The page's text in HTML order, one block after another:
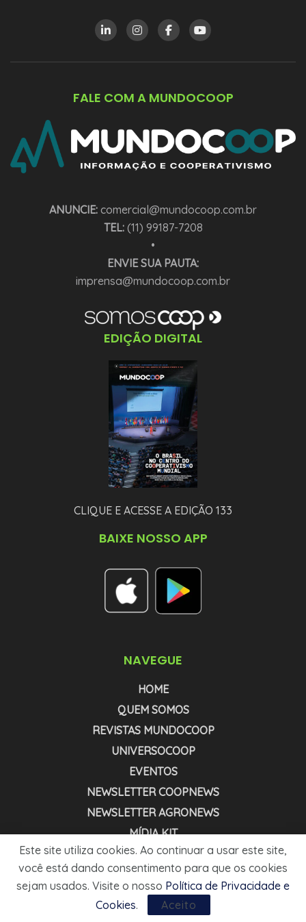
FALE COM A MUNDOCOOP
ANUNCIE: comercial@mundocoop.com.br
TEL:(11) 99187-7208
•
ENVIE SUA PAUTA:
imprensa@mundocoop.com.br
EDIÇÃO DIGITAL
CLIQUE E ACESSE A EDIÇÃO 133
BAIXE NOSSO APP
NAVEGUE
HOME
QUEM SOMOS
REVISTAS MUNDOCOOP
UNIVERSOCOOP
EVENTOS
NEWSLETTER COOPNEWS
NEWSLETTER AGRONEWS
MÍDIA KIT
Este site utiliza cookies. Ao continuar a usar este site,
você está dando consentimento para que os cookies
sejam usados. Visite o nosso Política de Privacidade e
Cookies. Aceito